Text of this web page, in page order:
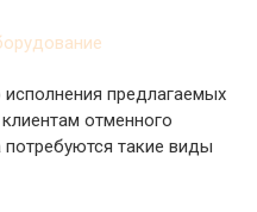
предлагаемых
отменного
такие виды